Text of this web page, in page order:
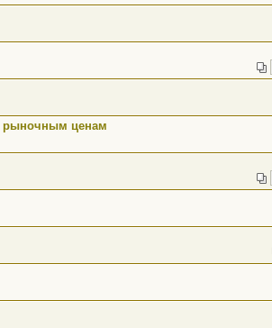
рыночным ценам